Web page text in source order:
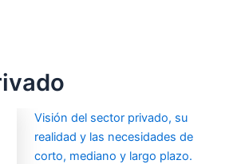
Visión del sector privado, su
realidad y las necesidades de
corto, mediano y largo plazo.